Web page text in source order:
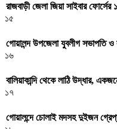
রাজবাড়ী জেলা জিয়া সাইবার
১৫
গোয়ালন্দ উপজেলা যুবলীগ সভাপতি
১৬
বালিয়াকান্দি থেকে লাঠি উদ্ধার,
১৭
গোয়ালন্দে চোলাই মদসহ দুইজন